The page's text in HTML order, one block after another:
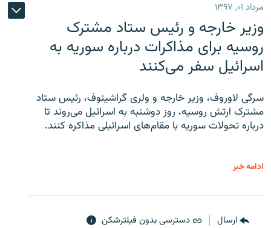
مرداد ۰۱, ۱۳۹۷
وزیر خارجه و رئیس‌ ستاد مشترک
روسیه برای مذاکرات درباره سوریه به
اسرائیل سفر می‌کنند
سرگی لاوروف، وزیر خارجه و ولری گراشینوف، رئیس ستاد
مشترک ارتش روسیه، روز دوشنبه به اسرائیل می‌روند تا
درباره تحولات سوریه با مقام‌های اسرائیلی مذاکره کنند.
ادامه خبر
ارسال دسترسی بدون فیلترشکن